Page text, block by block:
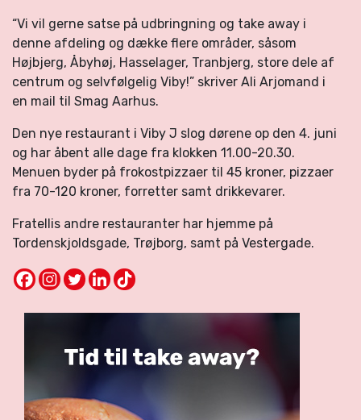
“Vi vil gerne satse på udbringning og take away i
denne afdeling og dække flere områder, såsom
Højbjerg, Åbyhøj, Hasselager, Tranbjerg, store dele af
centrum og selvfølgelig Viby!” skriver Ali Arjomand i
en mail til Smag Aarhus.
Den nye restaurant i Viby J slog dørene op den 4. juni
og har åbent alle dage fra klokken 11.00-20.30.
Menuen byder på frokostpizzaer til 45 kroner, pizzaer
fra 70-120 kroner, forretter samt drikkevarer.
Fratellis andre restauranter har hjemme på
Tordenskjoldsgade, Trøjborg, samt på Vestergade.